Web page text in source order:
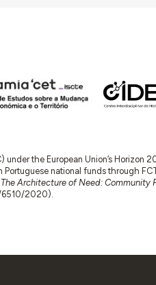
the European Union’s Horizon
national funds through
Architecture of Need: Community
2020).